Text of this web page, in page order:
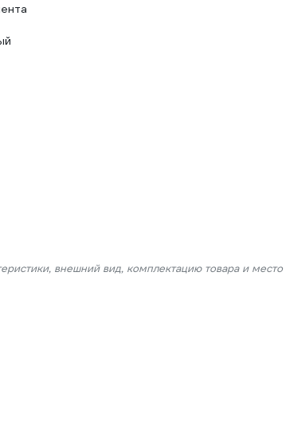
внешний вид, комплектацию товара и место